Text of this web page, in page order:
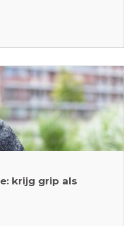
krijg grip als